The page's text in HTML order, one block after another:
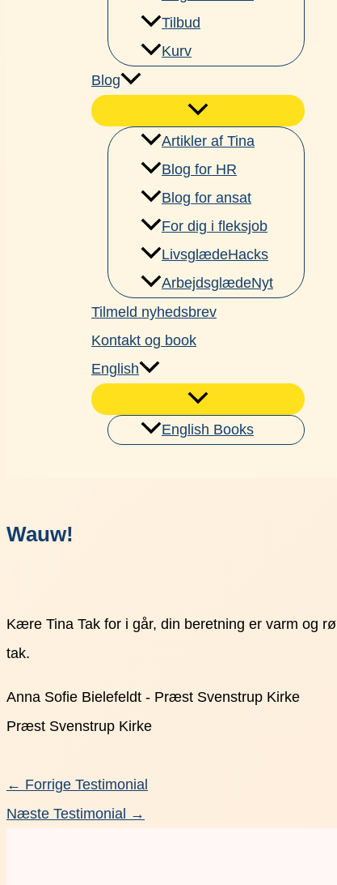
Tilbud
Kurv
Blog
Artikler af Tina
Blog for HR
Blog for ansat
For dig i fleksjob
LivsglædeHacks
ArbejdsglædeNyt
Tilmeld nyhedsbrev
Kontakt og book
English
English Books
Wauw!
Kære Tina Tak for i går, din beretning er varm og
tak.
Anna Sofie Bielefeldt - Præst Svenstrup Kirke
Præst Svenstrup Kirke
← Forrige Testimonial
Næste Testimonial →